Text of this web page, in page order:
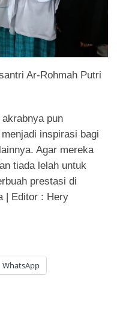
Ar-Rohmah Putri
pun
inspirasi bagi
Agar mereka
tiada lelah untuk
prestasi di
| Editor : Hery
WhatsApp